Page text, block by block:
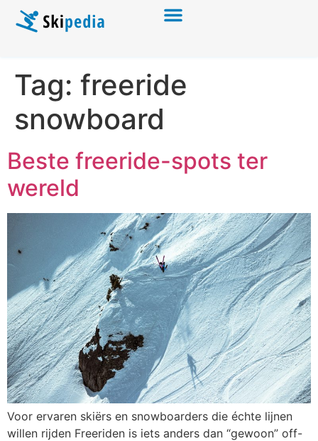
Tag: freeride
snowboard
Beste freeride-spots ter
wereld
Voor ervaren skiërs en snowboarders die échte lijnen
willen rijden Freeriden is iets anders dan “gewoon” off-